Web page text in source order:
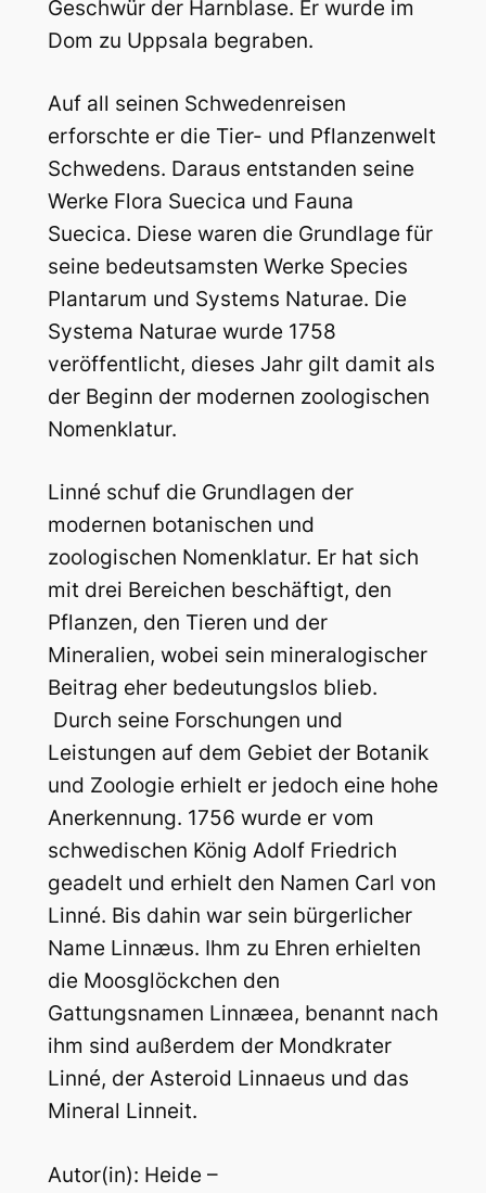
Geschwür der Harnblase. Er wurde im
Dom zu Uppsala begraben.
Auf all seinen Schwedenreisen
erforschte er die Tier- und Pflanzenwelt
Schwedens. Daraus entstanden seine
Werke Flora Suecica und Fauna
Suecica. Diese waren die Grundlage für
seine bedeutsamsten Werke Species
Plantarum und Systems Naturae. Die
Systema Naturae wurde 1758
veröffentlicht, dieses Jahr gilt damit als
der Beginn der modernen zoologischen
Nomenklatur.
Linné schuf die Grundlagen der
modernen botanischen und
zoologischen Nomenklatur. Er hat sich
mit drei Bereichen beschäftigt, den
Pflanzen, den Tieren und der
Mineralien, wobei sein mineralogischer
Beitrag eher bedeutungslos blieb.
Durch seine Forschungen und
Leistungen auf dem Gebiet der Botanik
und Zoologie erhielt er jedoch eine hohe
Anerkennung. 1756 wurde er vom
schwedischen König Adolf Friedrich
geadelt und erhielt den Namen Carl von
Linné. Bis dahin war sein bürgerlicher
Name Linnæus. Ihm zu Ehren erhielten
die Moosglöckchen den
Gattungsnamen Linnæea, benannt nach
ihm sind außerdem der Mondkrater
Linné, der Asteroid Linnaeus und das
Mineral Linneit.
Autor(in): Heide –